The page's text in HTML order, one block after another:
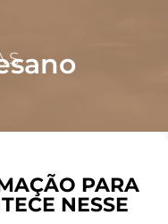
PARA
NESSE